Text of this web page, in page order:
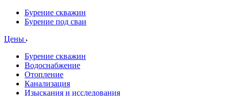
Бурение скважин
Бурение под сваи
Цены
Бурение скважин
Водоснабжение
Отопление
Канализация
Изыскания и исследования